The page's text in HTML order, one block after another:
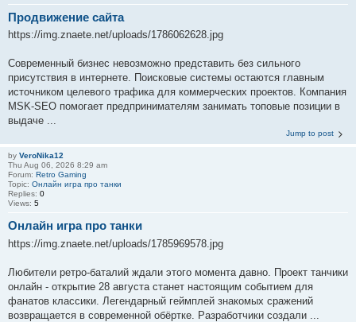
Продвижение сайта
https://img.znaete.net/uploads/1786062628.jpg
Современный бизнес невозможно представить без сильного
присутствия в интернете. Поисковые системы остаются главным
источником целевого трафика для коммерческих проектов. Компания
MSK-SEO помогает предпринимателям занимать топовые позиции в
выдаче ...
Jump to post
by VeroNika12
Thu Aug 06, 2026 8:29 am
Forum: Retro Gaming
Topic: Онлайн игра про танки
Replies: 0
Views: 5
Онлайн игра про танки
https://img.znaete.net/uploads/1785969578.jpg
Любители ретро-баталий ждали этого момента давно. Проект танчики
онлайн - открытие 28 августа станет настоящим событием для
фанатов классики. Легендарный геймплей знакомых сражений
возвращается в современной обёртке. Разработчики создали ...